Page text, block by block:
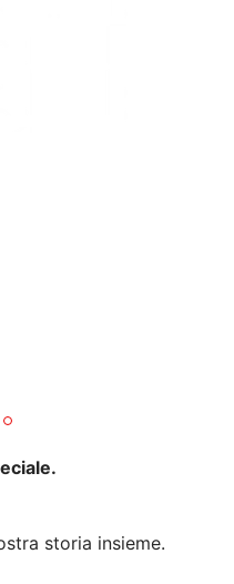
storia insieme.